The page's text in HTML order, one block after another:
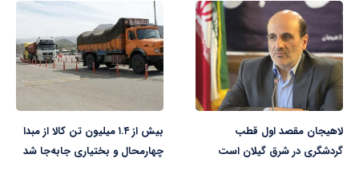
لاهیجان مقصد اول قطب
گردشگری در شرق گیلان است
بیش از ۱.۴ میلیون تن کالا از مبدا
چهارمحال و بختیاری جابه‌جا شد